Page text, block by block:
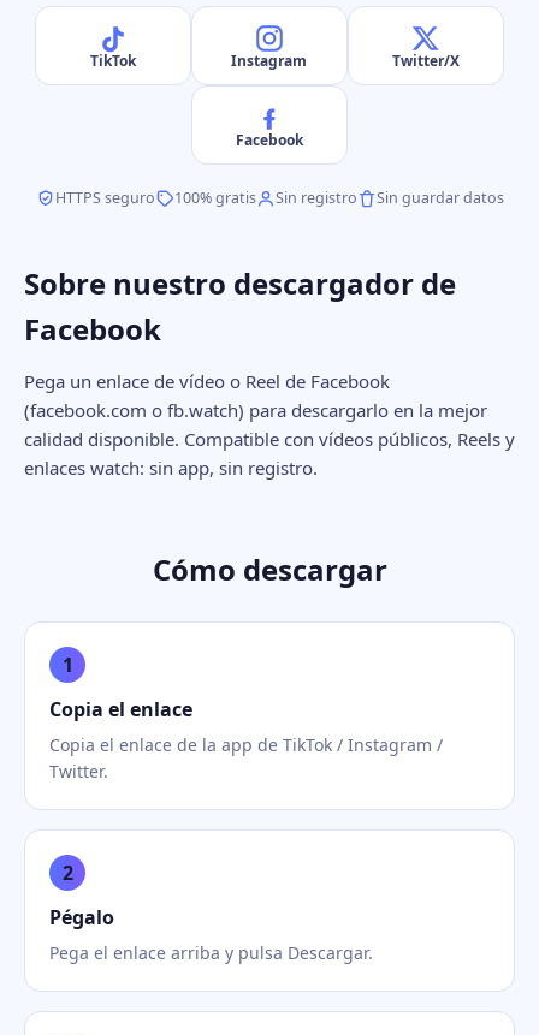
TikTok Instagram Twitter/X
Facebook
HTTPS seguro 100% gratis Sin registro Sin guardar datos
Sobre nuestro descargador de
Facebook
Pega un enlace de vídeo o Reel de Facebook
(facebook.com o fb.watch) para descargarlo en la mejor
calidad disponible. Compatible con vídeos públicos, Reels y
enlaces watch: sin app, sin registro.
Cómo descargar
1
Copia el enlace
Copia el enlace de la app de TikTok / Instagram /
Twitter.
2
Pégalo
Pega el enlace arriba y pulsa Descargar.